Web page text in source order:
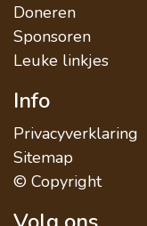
Doneren
Sponsoren
Leuke linkjes
Info
Privacyverklaring
Sitemap
© Copyright